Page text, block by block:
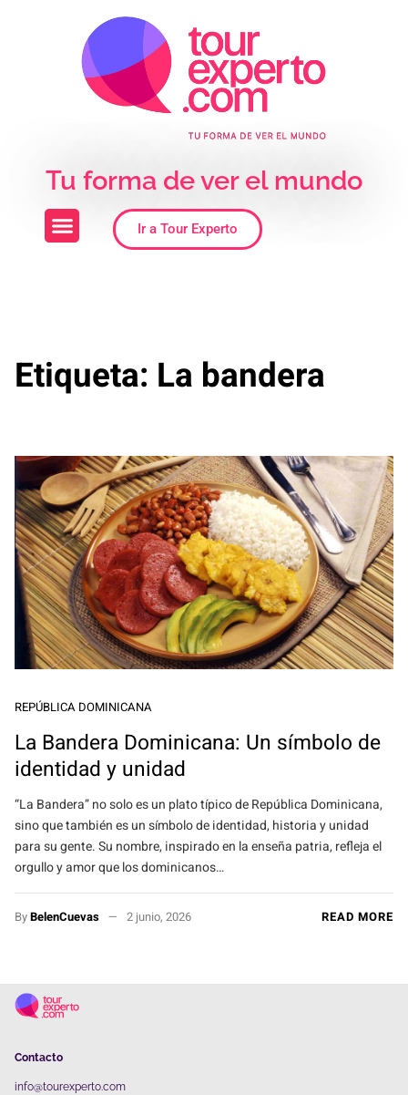
Tu forma de ver el mundo
Ir a Tour Experto
Etiqueta: La bandera
REPÚBLICA DOMINICANA
La Bandera Dominicana: Un símbolo de
identidad y unidad
“La Bandera” no solo es un plato típico de República Dominicana,
sino que también es un símbolo de identidad, historia y unidad
para su gente. Su nombre, inspirado en la enseña patria, refleja el
orgullo y amor que los dominicanos…
ByBelenCuevas 2 junio, 2026 READ MORE
Contacto
info@tourexperto.com